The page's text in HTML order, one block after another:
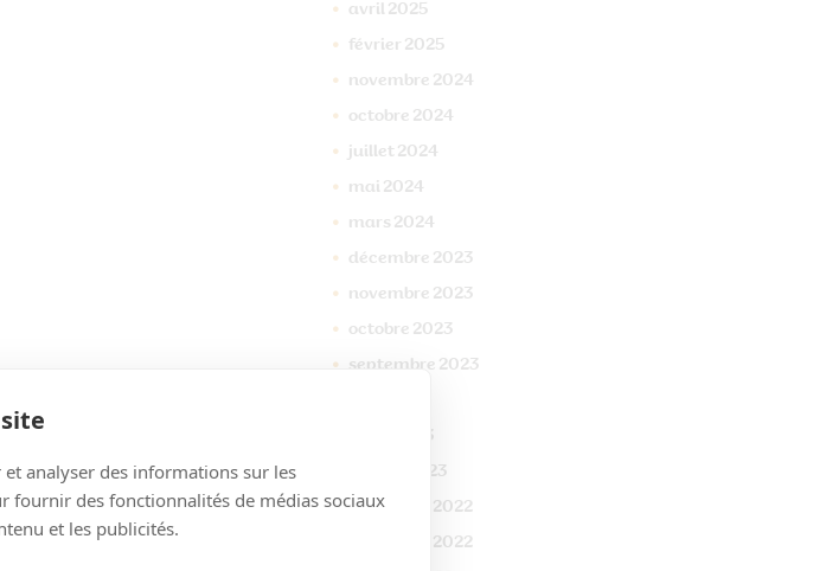
analyser des informations sur les
fournir des fonctionnalités de médias sociaux
et les publicités.
avril 2025
février 2025
novembre 2024
octobre 2024
juillet 2024
mai 2024
mars 2024
décembre 2023
novembre 2023
octobre 2023
septembre 2023
2023
2023
décembre 2022
2022